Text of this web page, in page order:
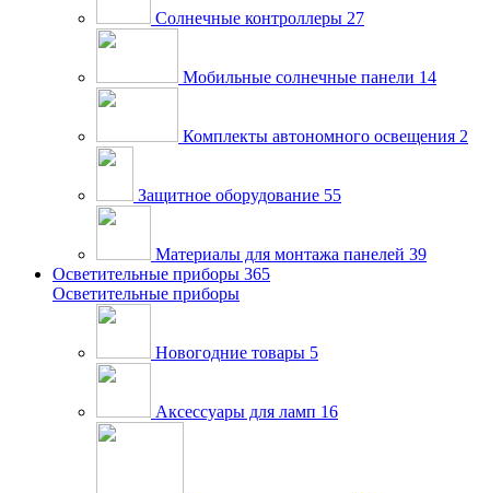
Солнечные контроллеры 27
Мобильные солнечные панели 14
Комплекты автономного освещения 2
Защитное оборудование 55
Материалы для монтажа панелей 39
Осветительные приборы 365
Осветительные приборы
Новогодние товары 5
Аксессуары для ламп 16